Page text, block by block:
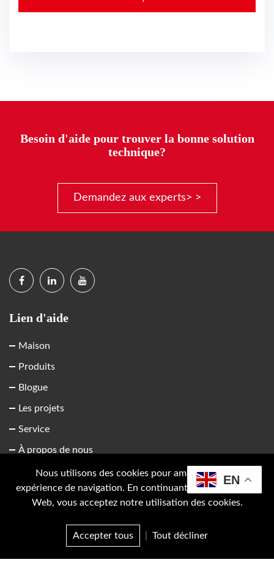
Nous utilisons des cookies pour améliorer votre
expérience de navigation. En continuant à utiliser Ce site
Web, vous acceptez notre utilisation des cookies.
Accepter tous Tout décliner
Besoin d'aide pour trouver la bonne solution
technique?
Demandez aux experts> >
Lien d'aide
Maison
Produits
Blogue
Les projets
Service
À propos de nous
Contactez-nous
Informations sur l'entreprise
No.66, Punan 5 Road, ville de Wengyang, ville de
EN